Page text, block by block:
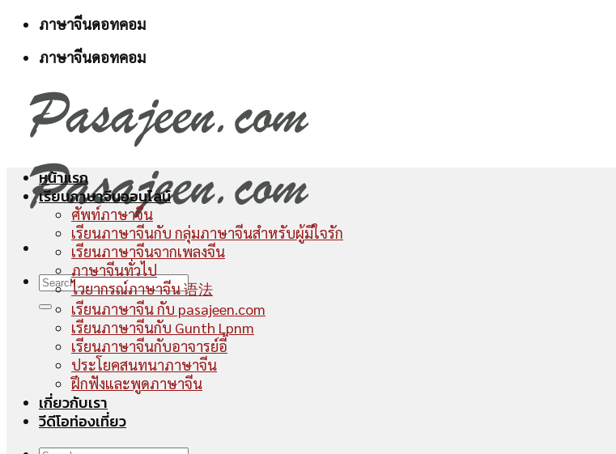
Skip
content
ภาษาจีนดอทคอม
ภาษาจีนดอทคอม
หน้าแรก
เรียนภาษาจีนออนไลน์
ศัพท์ภาษาจีน
เรียนภาษาจีนกับ กลุ่มภาษาจีนสำหรับผู้มีใจรัก
เรียนภาษาจีนจากเพลงจีน
ภาษาจีนทั่วไป
ไวยากรณ์ภาษาจีน 语法
เรียนภาษาจีน กับ pasajeen.com
เรียนภาษาจีนกับ Gunth Lpnm
เรียนภาษาจีนกับอาจารย์อี้
ประโยคสนทนาภาษาจีน
ฝึกฟังและพูดภาษาจีน
เกี่ยวกับเรา
วีดีโอท่องเที่ยว